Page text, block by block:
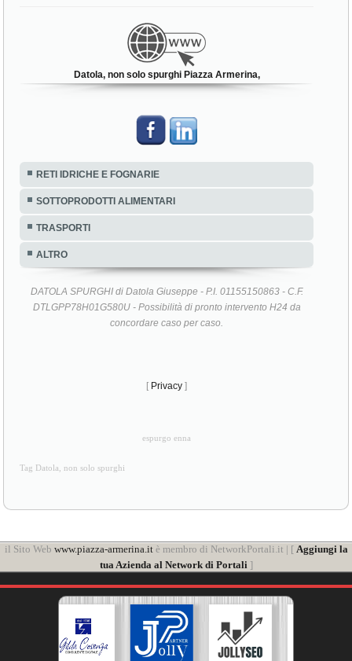
Datola, non solo spurghi Piazza Armerina,
RETI IDRICHE E FOGNARIE
SOTTOPRODOTTI ALIMENTARI
TRASPORTI
ALTRO
DATOLA SPURGHI di Datola Giuseppe - P.I. 01155150863 - C.F.
DTLGPP78H01G580U - Possibilità di pronto intervento H24 da
concordare caso per caso.
[ Privacy ]
espurgo enna
Tag Datola, non solo spurghi
il Sito Web www.piazza-armerina.itè membro di NetworkPortali.it | [ Aggiungi la
tua Azienda al Network di Portali ]